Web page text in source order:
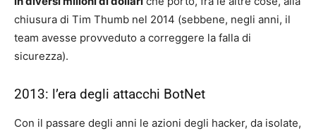
chiusura di Tim Thumb nel 2014 (sebbene, negli anni, il
team avesse provveduto a correggere la falla di
sicurezza).
2013: l’era degli attacchi BotNet
Con il passare degli anni le azioni degli hacker, da isolate,